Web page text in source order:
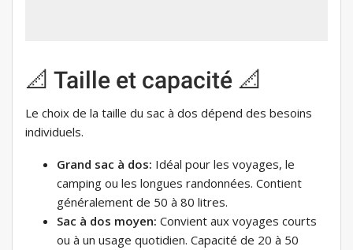
📐 Taille et capacité 📐
Le choix de la taille du sac à dos dépend des besoins
individuels.
Grand sac à dos: Idéal pour les voyages, le
camping ou les longues randonnées. Contient
généralement de 50 à 80 litres.
Sac à dos moyen: Convient aux voyages courts
ou à un usage quotidien. Capacité de 20 à 50